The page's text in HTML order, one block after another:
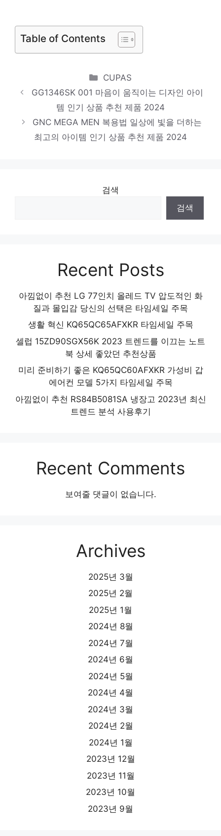
품 2024
EFP91814WH
천 제품 2024
DTS81JN31P_BK
혜택 가득, 지금 바로 적용! 인기 상품 추천
제품 2024
Table of Contents
Categories
CUPAS
GG1346SK 001 마음이 움직이는 디자인 아이
템 인기 상품 추천 제품 2024
GNC MEGA MEN 복용법 일상에 빛을 더하는
최고의 아이템 인기 상품 추천 제품 2024
검색
검색
Recent Posts
아낌없이 추천 LG 77인치 올레드 TV 압도적인 화
질과 몰입감 당신의 선택은 타임세일 주목
생활 혁신 KQ65QC65AFXKR 타임세일 주목
셀럽 15ZD90SGX56K 2023 트렌드를 이끄는 노트
북 상세 좋았던 추천상품
미리 준비하기 좋은 KQ65QC60AFXKR 가성비 갑
에어컨 모델 5가지 타임세일 주목
아낌없이 추천 RS84B5081SA 냉장고 2023년 최신
트렌드 분석 사용후기
Recent Comments
보여줄 댓글이 없습니다.
Archives
2025년 3월
2025년 2월
2025년 1월
2024년 8월
2024년 7월
2024년 6월
2024년 5월
2024년 4월
2024년 3월
2024년 2월
2024년 1월
2023년 12월
2023년 11월
2023년 10월
2023년 9월